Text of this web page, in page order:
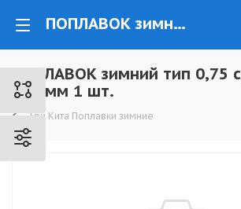
ПОПЛАВОК зимний тип 0,75 средний h 16мм 1 шт. - www.kovrovec.ru
ПОПЛАВОК зимний тип 0,75
h 16мм 1 шт.
Три Кита Поплавки зимние